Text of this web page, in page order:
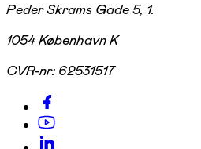
Peder Skrams Gade 5, 1.
1054 København K
CVR-nr: 62531517